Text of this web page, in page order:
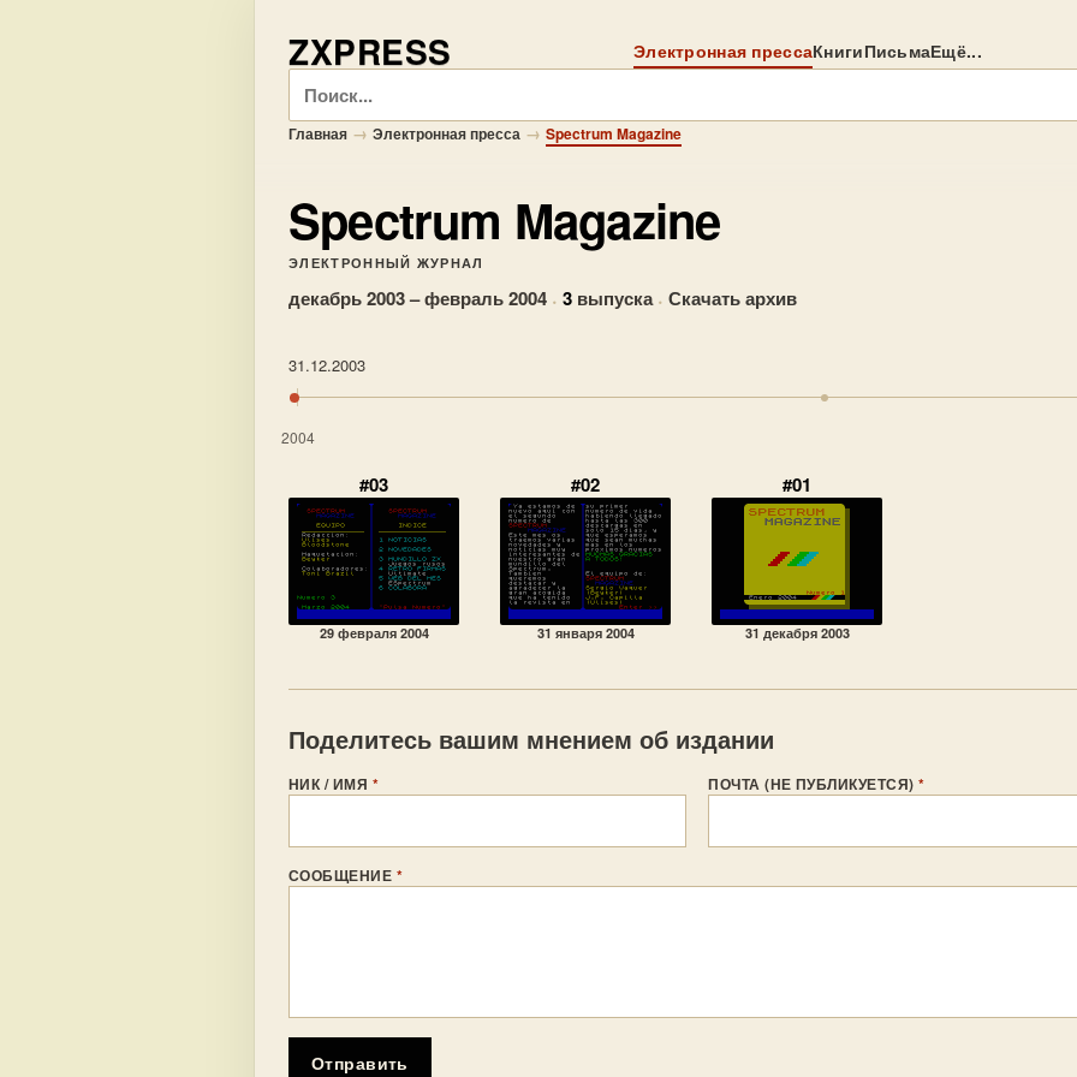
ZXPRESS Электронная прессаКнигиПисьмаЕщё...
Поиск
Главная → Электронная пресса → Spectrum Magazine
Spectrum Magazine
ЭЛЕКТРОННЫЙ ЖУРНАЛ
декабрь 2003 – февраль 2004 · 3 выпуска · Скачать архив
31.12.2003
2004
#03
29 февраля 2004
#02
31 января 2004
#01
31 декабря 2003
Поделитесь вашим мнением об издании
НИК / ИМЯ * ПОЧТА (НЕ ПУБЛИКУЕТСЯ)*
СООБЩЕНИЕ *
Отправить